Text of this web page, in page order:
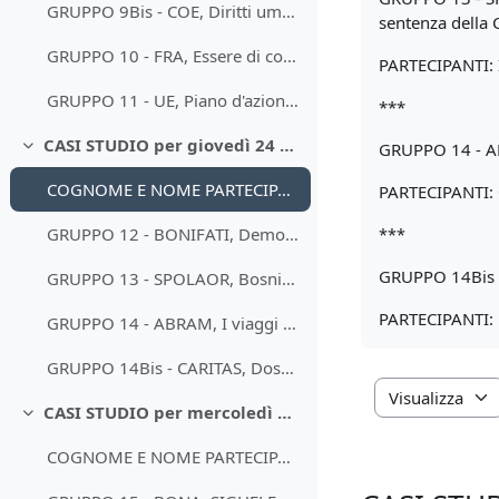
GRUPPO 9Bis - COE, Diritti umani di rom, sinti e popolazioni viaggianti in Europa
GRUPPO 10 - FRA, Essere di colore nell’UE Seconda indagine su minoranze e discriminazioni nell’Unione europea
GRUPPO 11 - UE, Piano d'azione dell'UE sulla parità di genere nell'azione esterna dell'UE 2021-2025
Minimizza
CASI STUDIO per giovedì 24 novembre
COGNOME E NOME PARTECIPANTI GRUPPI 12, 13, 14, 14Bis
GRUPPO 12 - BONIFATI, Democrazie consociative e trattati di pace
GRUPPO 13 - SPOLAOR, Bosnia Erzegovina alle urne: meglio discriminati che divisi?
GRUPPO 14 - ABRAM, I viaggi d'istruzione dall'Italia ai Balcani occidentali
GRUPPO 14Bis - CARITAS, Dossier su riconciliazione, giovani e lavoro
Minimizza
CASI STUDIO per mercoledì 30 novembre
COGNOME E NOME PARTECIPANTI GRUPPI 15, 16, 17
sentenza della
***
GRUPPO 14 -
PARTECIPANTI:
***
GRUPPO
PARTECIPANTI: